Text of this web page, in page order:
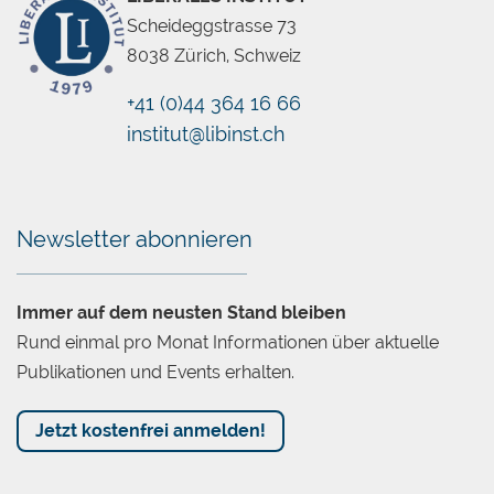
Chatbot
Scheideggstrasse 73
8038 Zürich, Schweiz
+41 (0)44 364 16 66
institut@libinst.ch
Newsletter abonnieren
Immer auf dem neusten Stand bleiben
Rund einmal pro Monat Informationen über aktuelle
Publikationen und Events erhalten.
Jetzt kostenfrei anmelden!